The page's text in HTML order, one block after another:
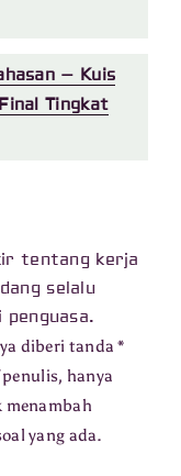
– Kuis
Tingkat
tentang kerja
selalu
diberi tanda *
hanya
yang ada.